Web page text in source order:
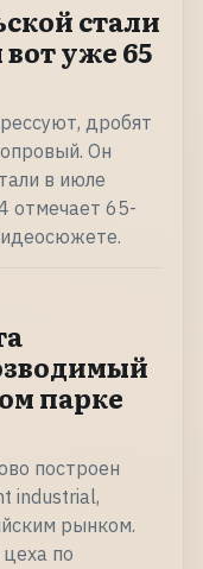
стали
уже 65
дробят
Он
в июле
отмечает 65-
парке
построен
industrial,
рынком.
по